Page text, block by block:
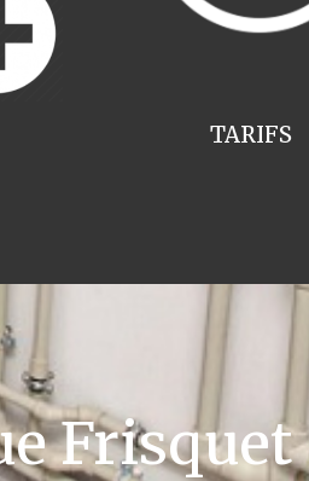
TARIFS
Frisquet